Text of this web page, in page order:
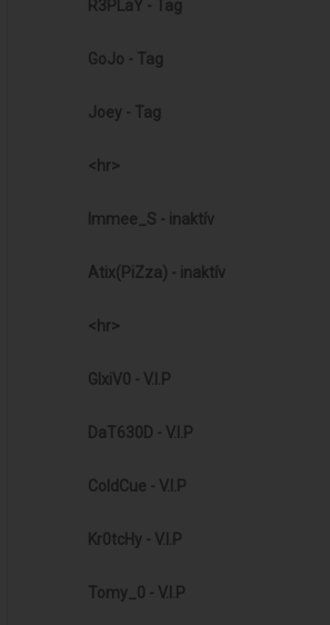
R3PLaY - Tag
GoJo - Tag
Joey - Tag
<hr>
Immee_S - inaktív
Atix(PiZza) - inaktív
<hr>
GIxiV0 - V.I.P
DaT630D - V.I.P
ColdCue - V.I.P
Kr0tcHy - V.I.P
Tomy_0 - V.I.P